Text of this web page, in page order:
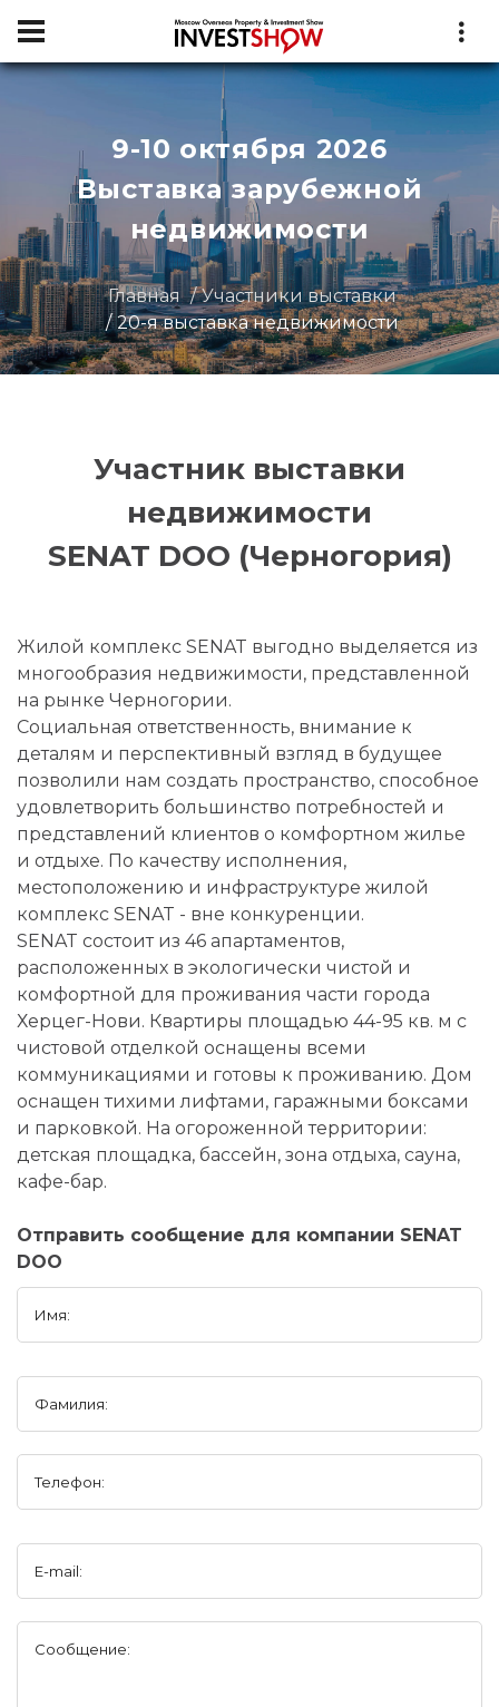
9-10 октября 2026
Выставка зарубежной
недвижимости
Главная
Участники выставки
20-я выставка недвижимости
Участник выставки
недвижимости
SENAT DOO (Черногория)
Жилой комплекс SENAT выгодно выделяется из
многообразия недвижимости, представленной
на рынке Черногории.
Социальная ответственность, внимание к
деталям и перспективный взгляд в будущее
позволили нам создать пространство, способное
удовлетворить большинство потребностей и
представлений клиентов о комфортном жилье
и отдыхе. По качеству исполнения,
местоположению и инфраструктуре жилой
комплекс SENAT - вне конкуренции.
SENAT состоит из 46 апартаментов,
расположенных в экологически чистой и
комфортной для проживания части города
Херцег-Нови. Квартиры площадью 44-95 кв. м с
чистовой отделкой оснащены всеми
коммуникациями и готовы к проживанию. Дом
оснащен тихими лифтами, гаражными боксами
и парковкой. На огороженной территории:
детская площадка, бассейн, зона отдыха, сауна,
кафе-бар.
Отправить сообщение для компании SENAT
DOO
Имя:
Фамилия:
Телефон:
E-mail:
Сообщение: